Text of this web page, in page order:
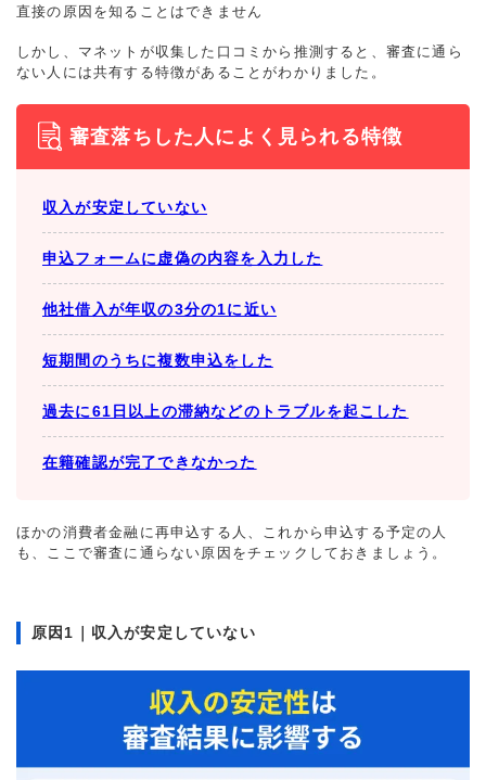
直接の原因を知ることはできません
しかし、マネットが収集した口コミから推測すると、審査に通ら
ない人には共有する特徴があることがわかりました。
審査落ちした人によく見られる特徴
収入が安定していない
申込フォームに虚偽の内容を入力した
他社借入が年収の3分の1に近い
短期間のうちに複数申込をした
過去に61日以上の滞納などのトラブルを起こした
在籍確認が完了できなかった
ほかの消費者金融に再申込する人、これから申込する予定の人
も、ここで審査に通らない原因をチェックしておきましょう。
原因1｜収入が安定していない